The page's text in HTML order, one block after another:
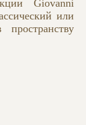
Giovanni
или
пространству